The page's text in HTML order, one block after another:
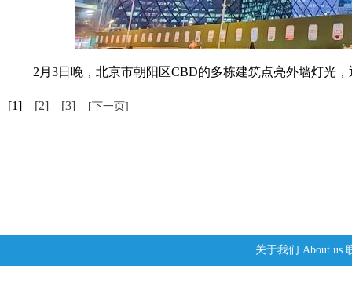
2月3日晚，北京市朝阳区CBD的多栋建筑点亮外墙灯光，
[1] [2] [3] [下一页]
关于我们 About us